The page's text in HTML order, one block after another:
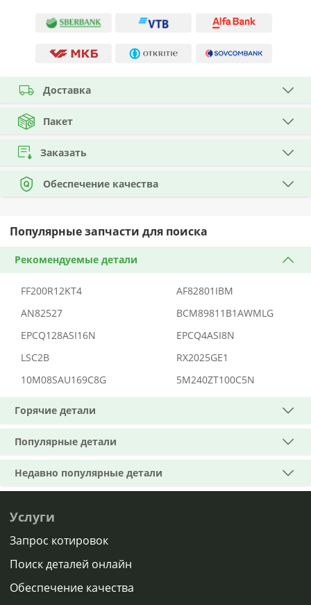
Доставка
Пакет
Заказать
Обеспечение качества
Популярные запчасти для поиска
Рекомендуемые детали
FF200R12KT4
AF82801IBM
AN82527
BCM89811B1AWMLG
EPCQ128ASI16N
EPCQ4ASI8N
LSC2B
RX2025GE1
10M08SAU169C8G
5M240ZT100C5N
Горячие детали
Популярные детали
Недавно популярные детали
Услуги
Запрос котировок
Поиск деталей онлайн
Обеспечение качества